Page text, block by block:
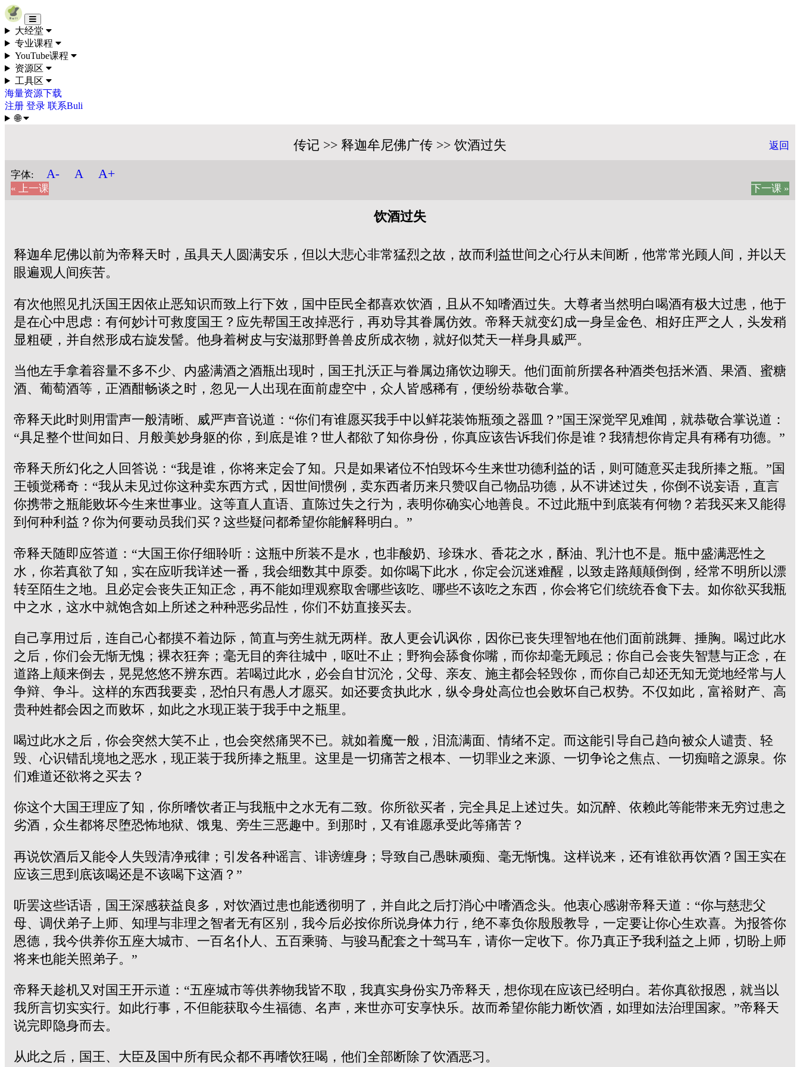
Skip to content
大经堂
专业课程
YouTube课程
资源区
工具区
海量资源下载
注册 登录 联系Buli
🌐
传记 >> 释迦牟尼佛广传 >> 饮酒过失 返回
字体: A- A A+
« 上一课 下一课 »
饮酒过失
释迦牟尼佛以前为帝释天时，虽具天人圆满安乐，但以大悲心非常猛烈之故，故而利益世间之心行从未间断，他常常光顾人间，并以天
眼遍观人间疾苦。
有次他照见扎沃国王因依止恶知识而致上行下效，国中臣民全都喜欢饮酒，且从不知嗜酒过失。大尊者当然明白喝酒有极大过患，他于
是在心中思虑：有何妙计可救度国王？应先帮国王改掉恶行，再劝导其眷属仿效。帝释天就变幻成一身呈金色、相好庄严之人，头发稍
显粗硬，并自然形成右旋发髻。他身着树皮与安滋那野兽兽皮所成衣物，就好似梵天一样身具威严。
当他左手拿着容量不多不少、内盛满酒之酒瓶出现时，国王扎沃正与眷属边痛饮边聊天。他们面前所摆各种酒类包括米酒、果酒、蜜糖
酒、葡萄酒等，正酒酣畅谈之时，忽见一人出现在面前虚空中，众人皆感稀有，便纷纷恭敬合掌。
帝释天此时则用雷声一般清晰、威严声音说道：“你们有谁愿买我手中以鲜花装饰瓶颈之器皿？”国王深觉罕见难闻，就恭敬合掌说道：
“具足整个世间如日、月般美妙身躯的你，到底是谁？世人都欲了知你身份，你真应该告诉我们你是谁？我猜想你肯定具有稀有功德。”
帝释天所幻化之人回答说：“我是谁，你将来定会了知。只是如果诸位不怕毁坏今生来世功德利益的话，则可随意买走我所捧之瓶。”国
王顿觉稀奇：“我从未见过你这种卖东西方式，因世间惯例，卖东西者历来只赞叹自己物品功德，从不讲述过失，你倒不说妄语，直言
你携带之瓶能败坏今生来世事业。这等直人直语、直陈过失之行为，表明你确实心地善良。不过此瓶中到底装有何物？若我买来又能得
到何种利益？你为何要动员我们买？这些疑问都希望你能解释明白。”
帝释天随即应答道：“大国王你仔细聆听：这瓶中所装不是水，也非酸奶、珍珠水、香花之水，酥油、乳汁也不是。瓶中盛满恶性之
水，你若真欲了知，实在应听我详述一番，我会细数其中原委。如你喝下此水，你定会沉迷难醒，以致走路颠颠倒倒，经常不明所以漂
转至陌生之地。且必定会丧失正知正念，再不能如理观察取舍哪些该吃、哪些不该吃之东西，你会将它们统统吞食下去。如你欲买我瓶
中之水，这水中就饱含如上所述之种种恶劣品性，你们不妨直接买去。
自己享用过后，连自己心都摸不着边际，简直与旁生就无两样。敌人更会讥讽你，因你已丧失理智地在他们面前跳舞、捶胸。喝过此水
之后，你们会无惭无愧；裸衣狂奔；毫无目的奔往城中，呕吐不止；野狗会舔食你嘴，而你却毫无顾忌；你自己会丧失智慧与正念，在
道路上颠来倒去，晃晃悠悠不辨东西。若喝过此水，必会自甘沉沦，父母、亲友、施主都会轻毁你，而你自己却还无知无觉地经常与人
争辩、争斗。这样的东西我要卖，恐怕只有愚人才愿买。如还要贪执此水，纵令身处高位也会败坏自己权势。不仅如此，富裕财产、高
贵种姓都会因之而败坏，如此之水现正装于我手中之瓶里。
喝过此水之后，你会突然大笑不止，也会突然痛哭不已。就如着魔一般，泪流满面、情绪不定。而这能引导自己趋向被众人谴责、轻
毁、心识错乱境地之恶水，现正装于我所捧之瓶里。这里是一切痛苦之根本、一切罪业之来源、一切争论之焦点、一切痴暗之源泉。你
们难道还欲将之买去？
你这个大国王理应了知，你所嗜饮者正与我瓶中之水无有二致。你所欲买者，完全具足上述过失。如沉醉、依赖此等能带来无穷过患之
劣酒，众生都将尽堕恐怖地狱、饿鬼、旁生三恶趣中。到那时，又有谁愿承受此等痛苦？
再说饮酒后又能令人失毁清净戒律；引发各种谣言、诽谤缠身；导致自己愚昧顽痴、毫无惭愧。这样说来，还有谁欲再饮酒？国王实在
应该三思到底该喝还是不该喝下这酒？”
听罢这些话语，国王深感获益良多，对饮酒过患也能透彻明了，并自此之后打消心中嗜酒念头。他衷心感谢帝释天道：“你与慈悲父
母、调伏弟子上师、知理与非理之智者无有区别，我今后必按你所说身体力行，绝不辜负你殷殷教导，一定要让你心生欢喜。为报答你
恩德，我今供养你五座大城市、一百名仆人、五百乘骑、与骏马配套之十驾马车，请你一定收下。你乃真正予我利益之上师，切盼上师
将来也能关照弟子。”
帝释天趁机又对国王开示道：“五座城市等供养物我皆不取，我真实身份实乃帝释天，想你现在应该已经明白。若你真欲报恩，就当以
我所言切实实行。如此行事，不但能获取今生福德、名声，来世亦可安享快乐。故而希望你能力断饮酒，如理如法治理国家。”帝释天
说完即隐身而去。
从此之后，国王、大臣及国中所有民众都不再嗜饮狂喝，他们全部断除了饮酒恶习。